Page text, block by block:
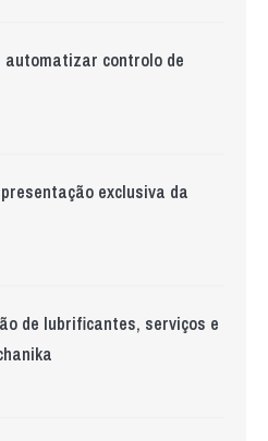
automatizar controlo de
exclusiva da
de lubrificantes, serviços e